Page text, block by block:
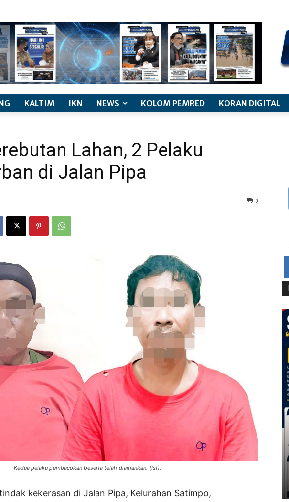
KALTIM IKN NEWS KOLOM PEMRED KORAN DIGITAL
Lahan, 2 Pelaku
di Jalan Pipa
0
Kedua pelaku pembacokan beserta telah diamankan. (Ist).
kekerasan di Jalan Pipa, Kelurahan Satimpo,